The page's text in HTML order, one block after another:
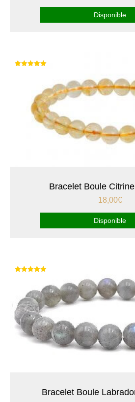
Disponible
Bracelet Boule
18,00€
Disponible
Bracelet Boule
sur 5